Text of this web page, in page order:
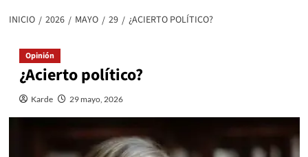
INICIO 2026 MAYO 29 ¿ACIERTO POLÍTICO?
Opinión
¿Acierto político?
Karde 29 mayo, 2026